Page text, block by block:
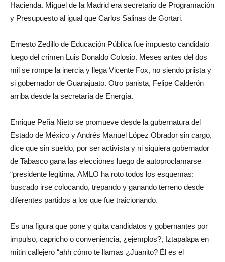
Hacienda. Miguel de la Madrid era secretario de Programación
y Presupuesto al igual que Carlos Salinas de Gortari.
Ernesto Zedillo de Educación Pública fue impuesto candidato
luego del crimen Luis Donaldo Colosio. Meses antes del dos
mil se rompe la inercia y llega Vicente Fox, no siendo priista y
si gobernador de Guanajuato. Otro panista, Felipe Calderón
arriba desde la secretaría de Energía.
Enrique Peña Nieto se promueve desde la gubernatura del
Estado de México y Andrés Manuel López Obrador sin cargo,
dice que sin sueldo, por ser activista y ni siquiera gobernador
de Tabasco gana las elecciones luego de autoproclamarse
“presidente legitima. AMLO ha roto todos los esquemas:
buscado irse colocando, trepando y ganando terreno desde
diferentes partidos a los que fue traicionando.
Es una figura que pone y quita candidatos y gobernantes por
impulso, capricho o conveniencia, ¿ejemplos?, Iztapalapa en
mitin callejero “ahh cómo te llamas ¿Juanito? Él es el